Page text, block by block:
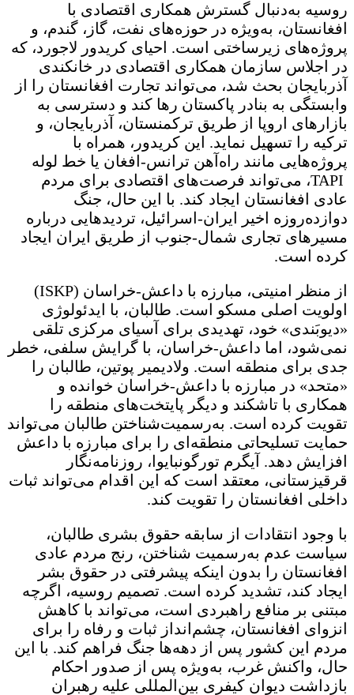
روسیه به‌دنبال گسترش همکاری اقتصادی با
افغانستان، به‌ویژه در حوزه‌های نفت، گاز، گندم، و
پروژه‌های زیرساختی است. احیای کریدور لاجورد، که
در اجلاس سازمان همکاری اقتصادی در خانکندی
آذربایجان بحث شد، می‌تواند تجارت افغانستان را از
وابستگی به بنادر پاکستان رها کند و دسترسی به
بازارهای اروپا از طریق ترکمنستان، آذربایجان، و
ترکیه را تسهیل نماید. این کریدور، همراه با
پروژه‌هایی مانند راه‌آهن ترانس-افغان یا خط لوله
TAPI، می‌تواند فرصت‌های اقتصادی برای مردم
عادی افغانستان ایجاد کند. با این حال، جنگ
دوازده‌روزه اخیر ایران-اسرائیل، تردیدهایی درباره
مسیرهای تجاری شمال-جنوب از طریق ایران ایجاد
کرده است.
از منظر امنیتی، مبارزه با داعش-خراسان (ISKP)
اولویت اصلی مسکو است. طالبان، با ایدئولوژی
«دیوبَندی» خود، تهدیدی برای آسیای مرکزی تلقی
نمی‌شود، اما داعش-خراسان، با گرایش سلفی، خطر
جدی برای منطقه است. ولادیمیر پوتین، طالبان را
«متحد» در مبارزه با داعش-خراسان خوانده و
همکاری با تاشکند و دیگر پایتخت‌های منطقه را
تقویت کرده است. به‌رسمیت‌شناختن طالبان می‌تواند
حمایت تسلیحاتی منطقه‌ای را برای مبارزه با داعش
افزایش دهد. آیگرم تورگونبایوا، روزنامه‌نگار
قرقیزستانی، معتقد است که این اقدام می‌تواند ثبات
داخلی افغانستان را تقویت کند.
با وجود انتقادات از سابقه حقوق بشری طالبان،
سیاست عدم به‌رسمیت شناختن، رنج مردم عادی
افغانستان را بدون اینکه پیشرفتی در حقوق بشر
ایجاد کند، تشدید کرده است. تصمیم روسیه، اگرچه
مبتنی بر منافع راهبردی است، می‌تواند با کاهش
انزوای افغانستان، چشم‌انداز ثبات و رفاه را برای
مردم این کشور پس از دهه‌ها جنگ فراهم کند. با این
حال، واکنش غرب، به‌ویژه پس از صدور احکام
بازداشت دیوان کیفری بین‌المللی علیه رهبران